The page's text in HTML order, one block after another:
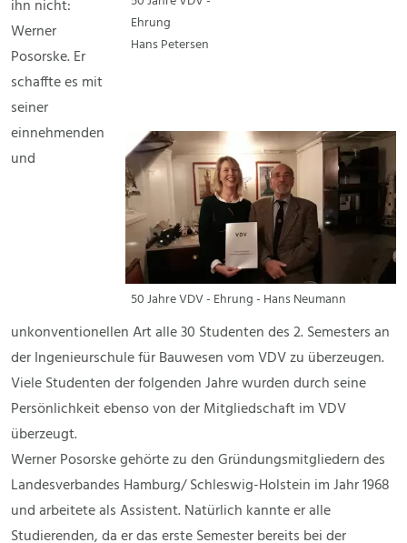
Ehrung
Hans Petersen
50 Jahre VDV - Ehrung - Hans Neumann
ihn nicht:
Werner
Posorske. Er
schaffte es mit
seiner
einnehmenden
und
unkonventionellen Art alle 30 Studenten des 2. Semesters an
der Ingenieurschule für Bauwesen vom VDV zu überzeugen.
Viele Studenten der folgenden Jahre wurden durch seine
Persönlichkeit ebenso von der Mitgliedschaft im VDV
überzeugt.
Werner Posorske gehörte zu den Gründungsmitgliedern des
Landesverbandes Hamburg/ Schleswig-Holstein im Jahr 1968
und arbeitete als Assistent. Natürlich kannte er alle
Studierenden, da er das erste Semester bereits bei der